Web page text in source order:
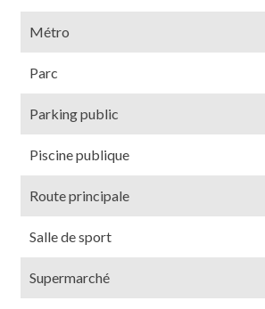
Métro
Parc
Parking public
Piscine publique
Route principale
Salle de sport
Supermarché